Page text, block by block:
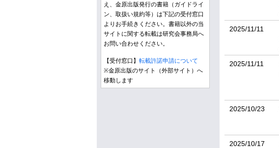
2025/11/11
2025/11/11
2025/10/23
2025/10/17
え、金原出版発行の書籍（ガイドライ
ン、取扱い規約等）は下記の受付窓口
よりお手続きください。書籍以外の当
サイトに関する転載は研究会事務局へ
お問い合わせください。
【受付窓口】 転載許諾申請について
※金原出版のサイト（外部サイト）へ
移動します